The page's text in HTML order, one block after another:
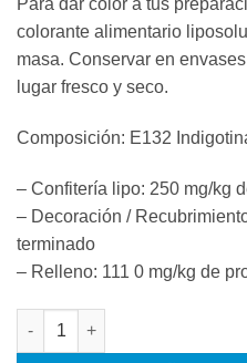
Para dar color a tus
colorante alimentario
masa. Conservar en
lugar fresco y seco.
Composición: E132
– Confitería lipo: 250 mg/kg
– Decoración /
terminado
– Relleno: 111 0 mg/kg de
COLORANTE LACA LIPO